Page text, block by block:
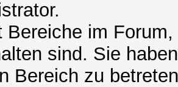
Bereiche im
sind. Sie
Bereich zu